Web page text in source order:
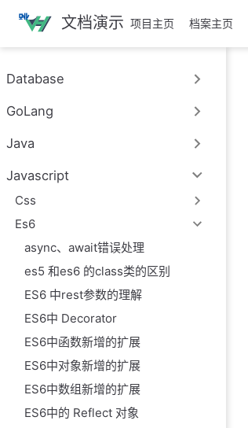
跳
主
內
文档演示 项目主页 档案主页
Database
GoLang
Java
Javascript
Css
Es6
async、await错误处理
es5 和es6 的class类的区别
ES6 中rest参数的理解
ES6中 Decorator
ES6中函数新增的扩展
ES6中对象新增的扩展
ES6中数组新增的扩展
ES6中的 Reflect 对象